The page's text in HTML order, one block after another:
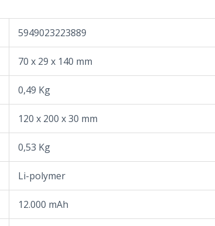
5949023223889
70 x 29 x 140 mm
0,49 Kg
120 x 200 x 30 mm
0,53 Kg
Li-polymer
12.000 mAh